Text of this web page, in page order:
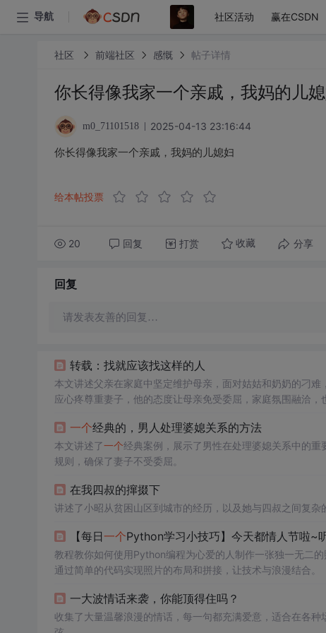
导航 社区活动 赢在CSDN
社区 前端社区 感慨 帖子详情
你长得像我家一个亲戚，我妈的儿媳
m0_71101518 2025-04-13 23:16:44
你长得像我家一个亲戚，我妈的儿媳妇
给本帖投票
20 回复 打赏 收藏 分享
回复
请发表友善的回复…
转载：找就应该找这样的人
本文讲述父亲在家庭中坚定维护母亲，面对姑姑和奶奶的刁难
应心疼尊重妻子，他的态度让母亲免受委屈，家庭氛围融洽，
一个经典的，男人处理婆媳关系的方法
本文讲述了一个经典案例，展示了男性在处理婆媳关系中的
规则，确保了妻子不受委屈。
在我四叔的撺掇下
讲述了小昭从贫困山区到城市的经历，以及她与四叔之间复杂
【每日 一个Python学习小技巧】今天都情人节啦~
教程教你如何使用Python编程为心爱的人制作一张独一无二
通过简单的代码实现照片的布局和拼接，让技术与浪漫结合。
一大波情话来袭，你能顶得住吗？
收集了大量温馨浪漫的情话，每一句都充满爱意，适合在各